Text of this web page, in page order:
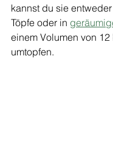
kannst du sie
Töpfe oder in
einem Volumen von
umtopfen.